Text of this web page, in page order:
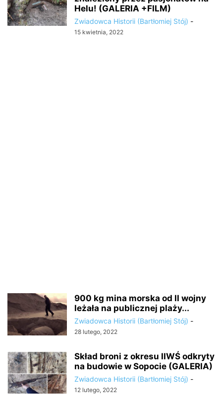
Helu! (GALERIA +FILM)
Zwiadowca Historii (Bartłomiej Stój) -
15 kwietnia, 2022
900 kg mina morska od II wojny
leżała na publicznej plaży...
Zwiadowca Historii (Bartłomiej Stój) -
28 lutego, 2022
Skład broni z okresu IIWŚ odkryty
na budowie w Sopocie (GALERIA)
Zwiadowca Historii (Bartłomiej Stój) -
12 lutego, 2022